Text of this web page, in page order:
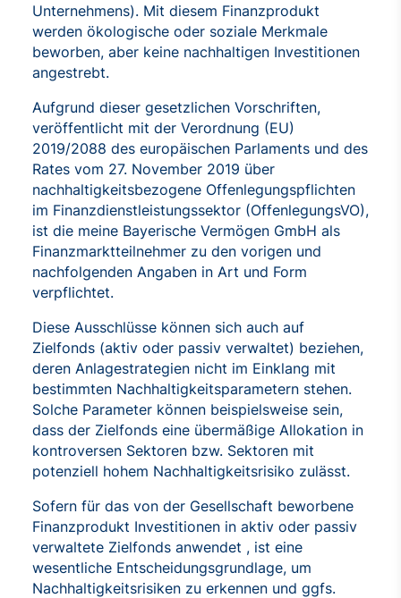
Unternehmens). Mit diesem Finanzprodukt
werden ökologische oder soziale Merkmale
beworben, aber keine nachhaltigen Investitionen
angestrebt.
Aufgrund dieser gesetzlichen Vorschriften,
veröffentlicht mit der Verordnung (EU)
2019/2088 des europäischen Parlaments und des
Rates vom 27. November 2019 über
nachhaltigkeitsbezogene Offenlegungspflichten
im Finanzdienstleistungssektor (OffenlegungsVO),
ist die meine Bayerische Vermögen GmbH als
Finanzmarktteilnehmer zu den vorigen und
nachfolgenden Angaben in Art und Form
verpflichtet.
Diese Ausschlüsse können sich auch auf
Zielfonds (aktiv oder passiv verwaltet) beziehen,
deren Anlagestrategien nicht im Einklang mit
bestimmten Nachhaltigkeitsparametern stehen.
Solche Parameter können beispielsweise sein,
dass der Zielfonds eine übermäßige Allokation in
kontroversen Sektoren bzw. Sektoren mit
potenziell hohem Nachhaltigkeitsrisiko zulässt.
Sofern für das von der Gesellschaft beworbene
Finanzprodukt Investitionen in aktiv oder passiv
verwaltete Zielfonds anwendet , ist eine
wesentliche Entscheidungsgrundlage, um
Nachhaltigkeitsrisiken zu erkennen und ggfs.